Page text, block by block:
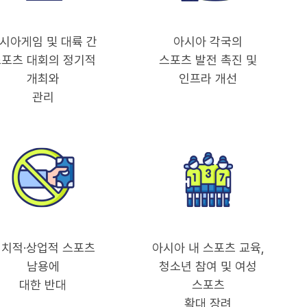
아게임 및 대륙 간
츠 대회의 정기적
개최와
관리
아시아 각국의
스포츠 발전 촉진 및
인프라 개선
적·상업적 스포츠
남용에
대한 반대
아시아 내 스포츠 교육,
청소년 참여 및 여성
스포츠
확대 장려